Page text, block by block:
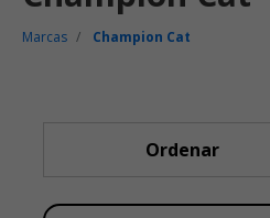
Marcas Champion Cat